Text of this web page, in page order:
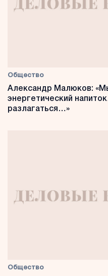
Общество
Александр Малюков:
энергетический
разлагаться…»
Общество